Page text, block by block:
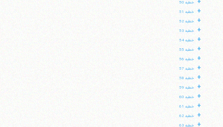
خطبه 50
+ خطبه 51
+ خطبه 52
+ خطبه 53
+ خطبه 54
+ خطبه 55
+ خطبه 56
+ خطبه 57
+ خطبه 58
+ خطبه 59
+ خطبه 60
+ خطبه 61
+ خطبه 62
+ خطبه 63